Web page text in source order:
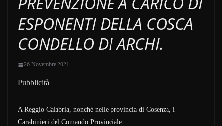
ESPONENTI DELLA COSCA
CONDELLO DI ARCHI.
26 Novembre 2021
Pubblicità
A Reggio Calabria, nonché nelle provincia di Cosenza, i
Carabinieri del Comando Provinciale